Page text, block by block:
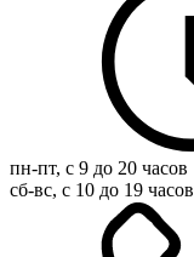
пн-пт, с 9 до 20 часов
сб-вс, с 10 до 19 часов